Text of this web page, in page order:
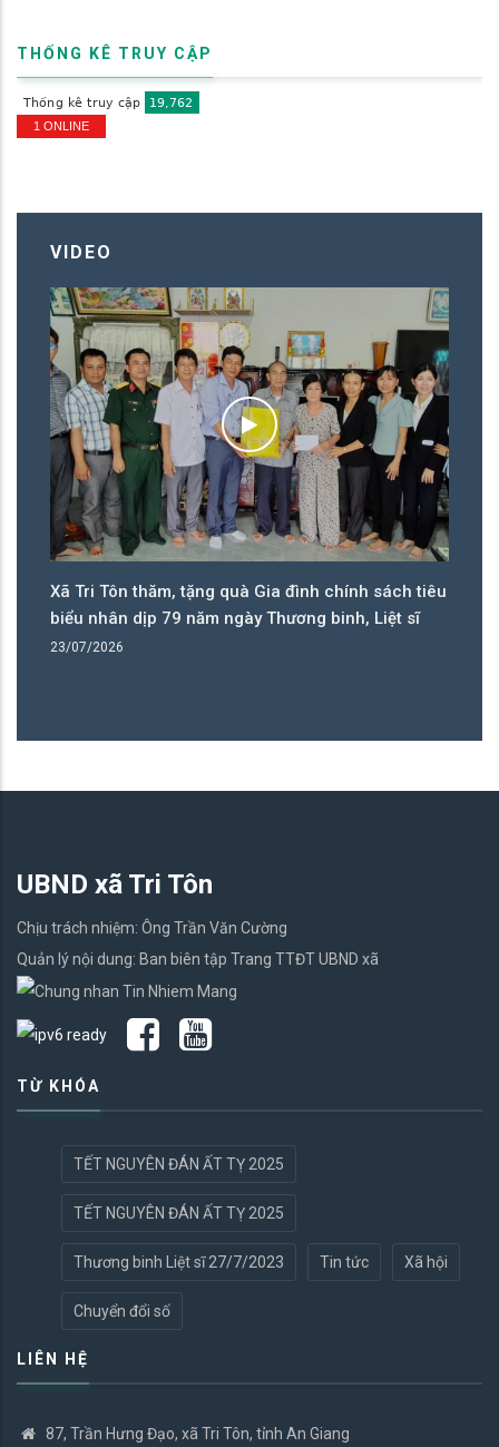
THỐNG KÊ TRUY CẬP
1 ONLINE
VIDEO
Đảng bộ xã Tri Tôn sơ kết công tác 6 tháng đầu
năm, nhiều chỉ tiêu đạt và vượt tiến độ
14/07/2026
UBND xã Tri Tôn
Chịu trách nhiệm: Ông Trần Văn Cường
Quản lý nội dung: Ban biên tập Trang TTĐT UBND xã
TỪ KHÓA
TẾT NGUYÊN ĐÁN ẤT TỴ 2025
TẾT NGUYÊN ĐÁN ẤT TỴ 2025
Thương binh Liệt sĩ 27/7/2023 Tin tức Xã hội
Chuyển đổi số
LIÊN HỆ
87, Trần Hưng Đạo, xã Tri Tôn, tỉnh An Giang